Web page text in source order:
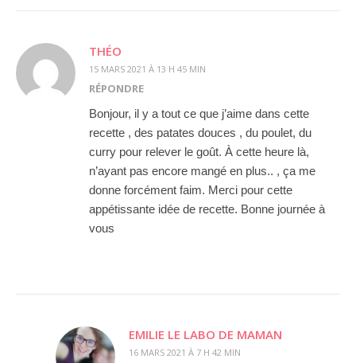
THÉO
15 MARS 2021 À 13 H 45 MIN
RÉPONDRE
Bonjour, il y a tout ce que j’aime dans cette
recette , des patates douces , du poulet, du
curry pour relever le goût. À cette heure là,
n’ayant pas encore mangé en plus.. , ça me
donne forcément faim. Merci pour cette
appétissante idée de recette. Bonne journée à
vous
EMILIE LE LABO DE MAMAN
16 MARS 2021 À 7 H 42 MIN